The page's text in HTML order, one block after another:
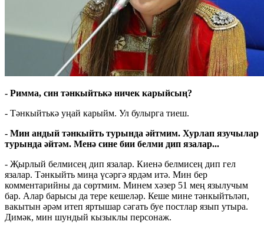
- Римма, син тәнкыйтькә ничек карыйсың?
- Тәнкыйтькә уңай карыйм. Ул булырга тиеш.
- Мин андый тәнкыйть турында әйтмим. Хурлап язучылар
турында әйтәм. Менә сине бии белми дип язалар...
- Җырлый белмисең дип язалар. Киенә белмисең дип гел
язалар. Тәнкыйть миңа үсәргә ярдәм итә. Мин бер
комментарийны да сөртмим. Минем хәзер 51 мең язылучым
бар. Алар барысы да тере кешеләр. Кеше мине тәнкыйтьләп,
вакытын әрәм итеп яртышар сәгать буе постлар язып утыра.
Димәк, мин шундый кызыклы персонаж.